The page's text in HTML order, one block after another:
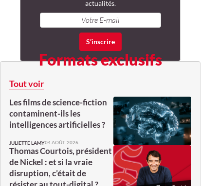
actualités.
Formats exclusifs
Tout voir
Les films de science-fiction
contaminent-ils les
intelligences artificielles ?
JULIETTE LAMY04 AOÛT. 2026
Thomas Courtois, président
de Nickel : et si la vraie
disruption, c’était de